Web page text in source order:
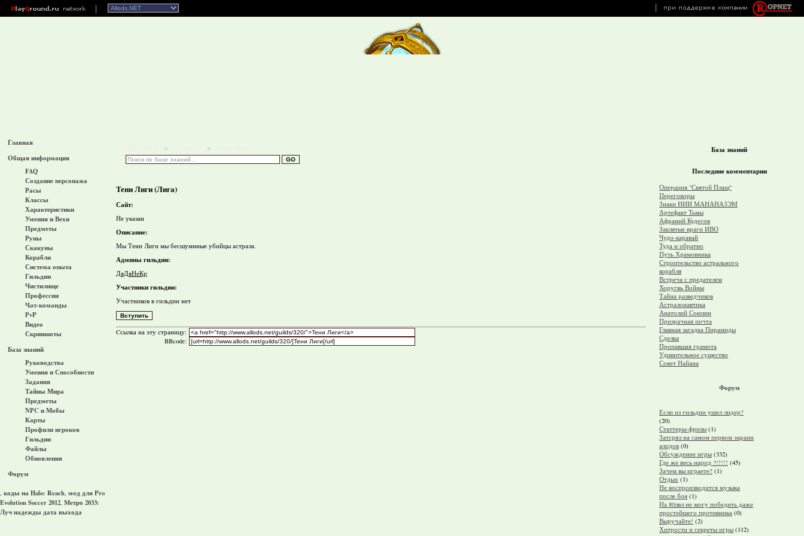
Главная
Общая информация
FAQ
Создание персонажа
Расы
Классы
Характеристики
Умения и Вехи
Предметы
Руны
Скакуны
Корабли
Система опыта
Гильдии
Чистилище
Профессии
Чат-команды
PvP
Видео
Скриншоты
База знаний
Руководства
Умения и Способности
Задания
Тайны Мира
Предметы
NPC и Мобы
Карты
Профили игроков
Гильдии
Файлы
Обновления
Форум
, коды на Halo: Reach, мод для Pro
Evolution Soccer 2012, Метро 2033:
Луч надежды дата выхода
> >
Тени Лиги (Лига)
Сайт:
Не указан
Описание:
Мы Тени Лиги мы бесшумнные убийцы астрала.
Админы гильдии:
ДяДяНеКр
Участники гильдии:
Участников в гильдии нет
Cсылка на эту страницу:
BBcode:
База знаний
Последние комментарии
Операция "Святой Плащ"
Переговоры
Знаки НИИ МАНАНАЗЭМ
Артефакт Тьмы
Афраний Кудесов
Заклятые враги ИВО
Чудо-каравай
Туда и обратно
Путь Храмовника
Строительство астрального
корабля
Встреча с предателем
Хоругвь Войны
Тайна разведчиков
Астралонавтика
Анатолий Союзин
Призрачная почта
Главная загадка Пирамиды
Сделка
Пропавшая грамота
Удивительное существо
Совет Найана
Форум
Если из гильдии ушел лидер?
(20)
Статтеры-фризы (1)
Затсрял на самом первом экранн
алодов (0)
Обсуждение игры (332)
Где же весь народ ?!!!!! (45)
Зачем вы играете? (1)
Отдых (1)
Не воспроизводится музыка
после боя (1)
На 80лвл не могу победить даже
простейшего противника (0)
Выручайте! (2)
Хитрости и секреты игры (112)